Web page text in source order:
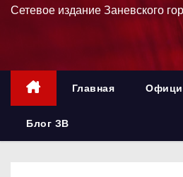
р
Сетевое издание Заневского
Главная
Блог ЗВ